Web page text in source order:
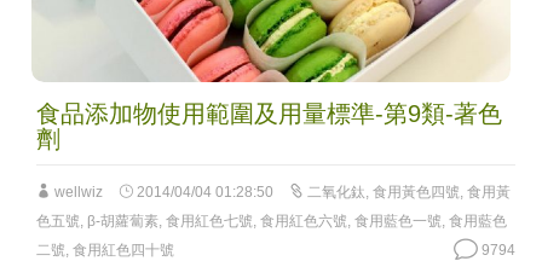
食品添加物使用範圍及用量標準-第9類-著色
劑
wellwiz 2014/04/04 01:28:50 二氧化鈦, 食用黃色四號, 食用黃
色五號, β-胡蘿蔔素, 食用紅色七號, 食用紅色六號, 食用藍色一號, 食用藍色
二號, 食用紅色四十號 9794